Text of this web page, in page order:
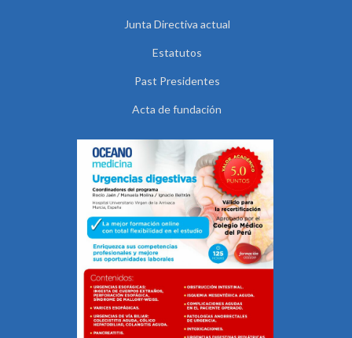
Junta Directiva actual
Estatutos
Past Presidentes
Acta de fundación